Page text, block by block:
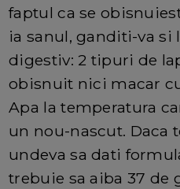
faptul ca se
ia sanul, ganditi-va si
digestiv: 2 tipuri de
obisnuit nici macar
Apa la temperatura
un nou-nascut. Daca
undeva sa dati
trebuie sa aiba 37 de